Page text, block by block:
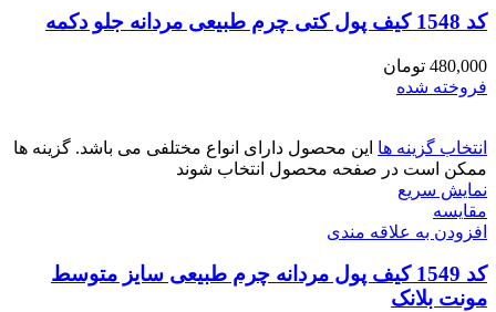
کد 1548 کیف پول کتی چرم طبیعی مردانه جلو دکمه
480,000 تومان
فروخته شده
انتخاب گزینه ها این محصول دارای انواع مختلفی می باشد. گزینه ها
ممکن است در صفحه محصول انتخاب شوند
نمایش سریع
مقايسه
افزودن به علاقه مندی
کد 1549 کیف پول مردانه چرم طبیعی سایز متوسط
مونت بلانک